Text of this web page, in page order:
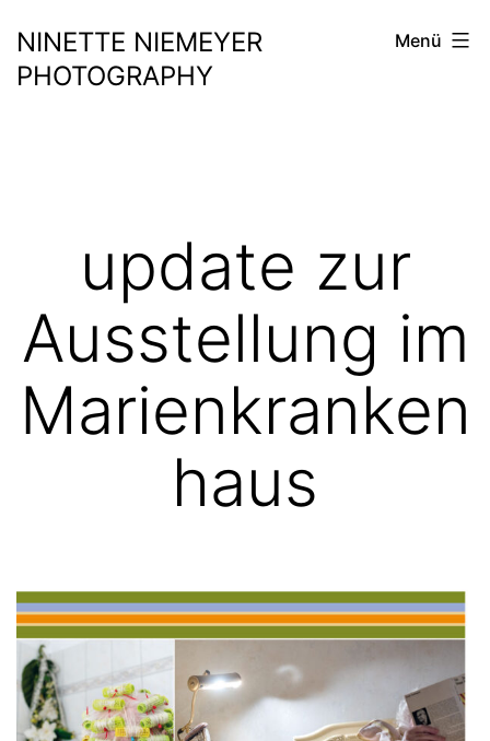
Inhalt
springen
NINETTE NIEMEYER
PHOTOGRAPHY
Menü
update zur
Ausstellung im
Marienkranken
haus